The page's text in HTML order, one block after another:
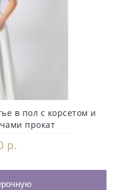
в пол с корсетом и
прокат
р.